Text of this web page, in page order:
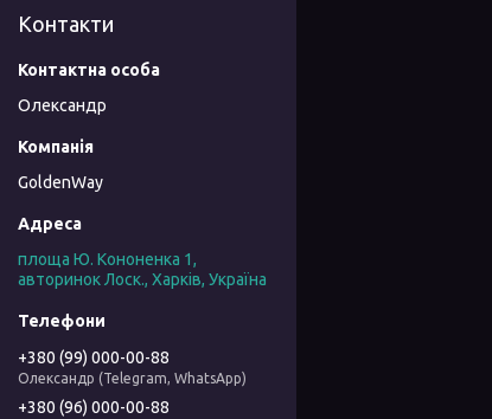
Контакти
Олександр
GoldenWay
площа Ю. Кононенка 1,
авторинок Лоск., Харків, Україна
+380 (99) 000-00-88
Олександр (Telegram, WhatsApp)
+380 (96) 000-00-88